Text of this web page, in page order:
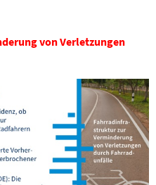
von Verletzungen